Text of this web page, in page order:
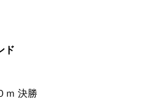
ド
ｍ 決勝